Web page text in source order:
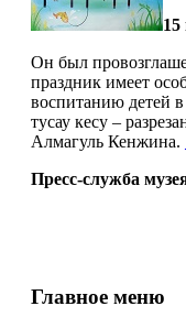
15
Он был
праздник имеет
воспитанию детей
тусау кесу –
Алмагуль Кенжина.
Пресс-служба
Главное меню